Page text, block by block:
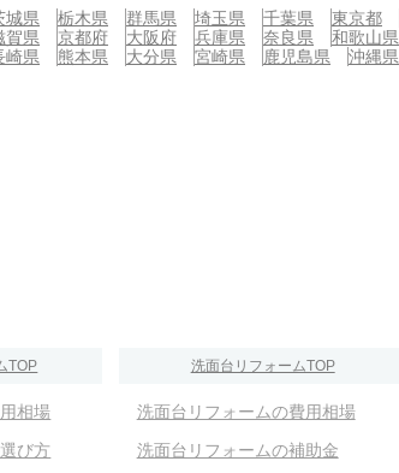
城県 栃木県 群馬県 埼玉県 千葉県 東京都
賀県 京都府 大阪府 兵庫県 奈良県 和歌山県
崎県 熊本県 大分県 宮崎県 鹿児島県 沖縄県
TOP
相場
び方
洗面台リフォームTOP
洗面台リフォームの費用相場
洗面台リフォームの補助金